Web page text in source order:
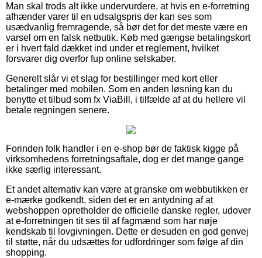
Man skal trods alt ikke undervurdere, at hvis en e-forretning
afhænder varer til en udsalgspris der kan ses som
usædvanlig fremragende, så bør det for det meste være en
varsel om en falsk netbutik. Køb med gængse betalingskort
er i hvert fald dækket ind under et reglement, hvilket
forsvarer dig overfor fup online selskaber.
Generelt slår vi et slag for bestillinger med kort eller
betalinger med mobilen. Som en anden løsning kan du
benytte et tilbud som fx ViaBill, i tilfælde af at du hellere vil
betale regningen senere.
Forinden folk handler i en e-shop bør de faktisk kigge på
virksomhedens forretningsaftale, dog er det mange gange
ikke særlig interessant.
Et andet alternativ kan være at granske om webbutikken er
e-mærke godkendt, siden det er en antydning af at
webshoppen opretholder de officielle danske regler, udover
at e-forretningen tit ses til af fagmænd som har nøje
kendskab til lovgivningen. Dette er desuden en god genvej
til støtte, når du udsættes for udfordringer som følge af din
shopping.